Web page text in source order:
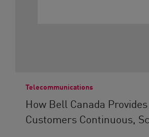
Telecommunications
How Bell Canada
Customers Continuous,